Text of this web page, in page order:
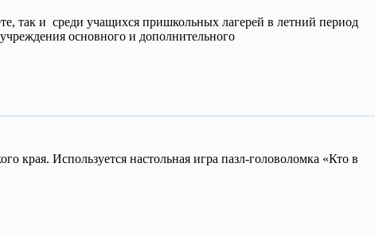
так и среди учащихся пришкольных лагерей в летний период
основного и дополнительного
края. Используется настольная игра пазл-головоломка «Кто в